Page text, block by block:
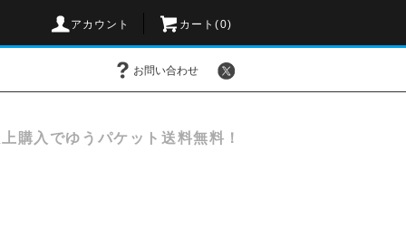
アカウント カート(0)
お問い合わせ
購入でゆうパケット送料無料！